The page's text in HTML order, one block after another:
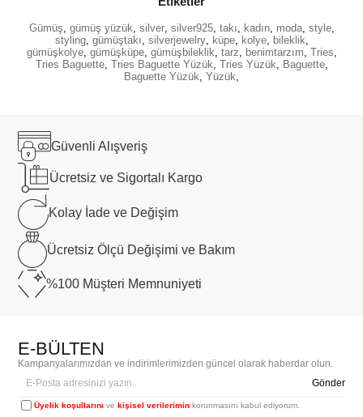
Gümüş gümüş yüzük silver, silver925, takı kadın, moda, style,
styling, gümüştakı silverjewelry, küpe, kolye, bileklik
gümüşkolye, gümüşküpe, gümüşbileklik tarz benimtarzım Tries
Tries Baguette, Tries Baguette Yüzük Tries Yüzük Baguette,
Baguette Yüzük Yüzük
Güvenli Alışveriş
Ücretsiz ve Sigortalı Kargo
Kolay İade ve Değişim
Ücretsiz Ölçü Değişimi ve Bakım
%100 Müşteri Memnuniyeti
E-BÜLTEN
Kampanyalarımızdan ve indirimlerimizden güncel olarak haberdar olun.
Gönder
Üyelik koşullarını vekişisel verilerimin korunmasını kabul ediyorum.